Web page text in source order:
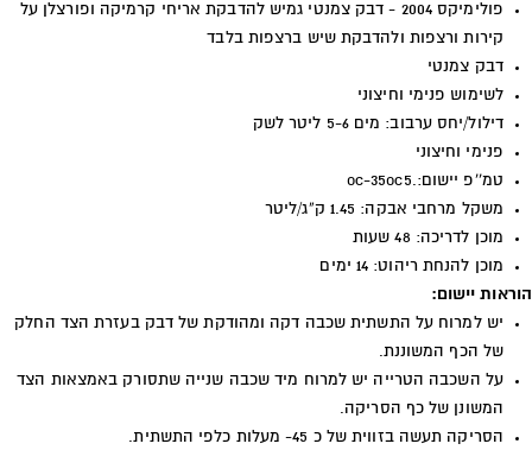
פולימיקס 2004 - דבק צמנטי גמיש להדבקת אריחי קרמיקה ופורצלן על
קירות ורצפות ולהדבקת שיש ברצפות בלבד
דבק צמנטי
לשימוש פנימי וחיצוני
דילול/יחס ערבוב: מים 5-6 ליטר לשק
פנימי וחיצוני
טמ''פ יישום:.5
oc-35oc
משקל מרחבי אבקה: 1.45 ק“ג/ליטר
מוכן לדריכה: 48 שעות
מוכן להנחת ריהוט: 14 ימים
הוראות יישום:
יש למרוח על התשתית שכבה דקה ומהודקת של דבק בעזרת הצד החלק
של הכף המשוננת.
על השכבה הטרייה יש למרוח מיד שכבה שנייה שתסורק באמצאות הצד
המשונן של כף הסריקה.
הסריקה תעשה בזווית של כ 45- מעלות כלפי התשתית.